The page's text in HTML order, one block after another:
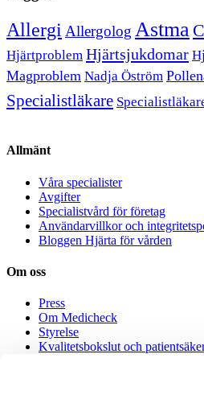
Allergi Allergolog Astma
Hjärtproblem Hjärtsjukdomar
Magproblem Nadja Öström
Specialistläkare
Allmänt
Våra specialister
Avgifter
Specialistvård för företag
Användarvillkor och
Bloggen Hjärta för vården
Om oss
Press
Om Medicheck
Styrelse
Kvalitetsbokslut och